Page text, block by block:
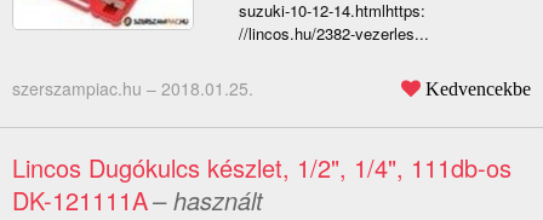
suzuki-10-12-14.htmlhttps:
//lincos.hu/2382-vezerles...
szerszampiac.hu – 2018.01.25. Kedvencekbe
Lincos Dugókulcs készlet, 1/2", 1/4", 111db-os
DK-121111A– használt